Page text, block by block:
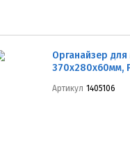
Органайзер
370x280x60мм,
Артикул 1405106